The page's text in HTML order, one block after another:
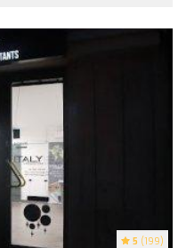
5 (199)